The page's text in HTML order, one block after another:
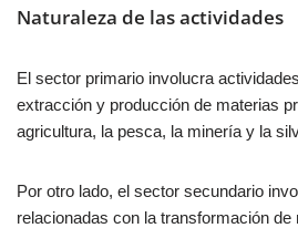
Naturaleza de las actividades
El sector primario involucra
extracción y producción de materias
agricultura, la pesca, la minería y la
Por otro lado, el sector secundario
relacionadas con la transformación